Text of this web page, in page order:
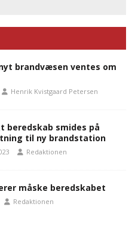
brandvæsen ventes om
Henrik Kvistgaard Petersen
beredskab smides på
til ny brandstation
Redaktionen
måske beredskabet
Redaktionen